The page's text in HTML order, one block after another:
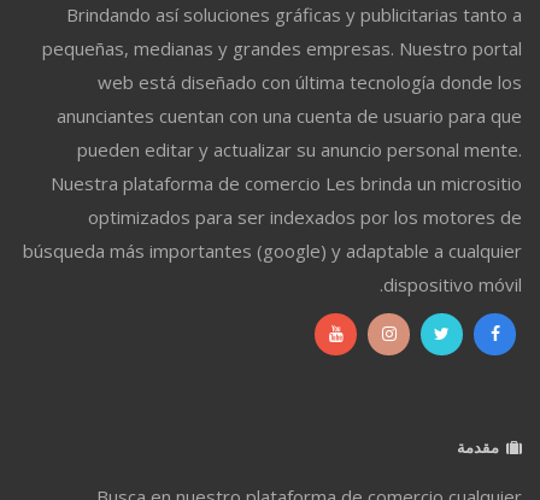
Brindando así soluciones gráficas y publicitarias tanto a
pequeñas, medianas y grandes empresas. Nuestro portal
web está diseñado con última tecnología donde los
anunciantes cuentan con una cuenta de usuario para que
pueden editar y actualizar su anuncio personal mente.
Nuestra plataforma de comercio Les brinda un micrositio
optimizados para ser indexados por los motores de
búsqueda más importantes (google) y adaptable a cualquier
dispositivo móvil.
مقدمة